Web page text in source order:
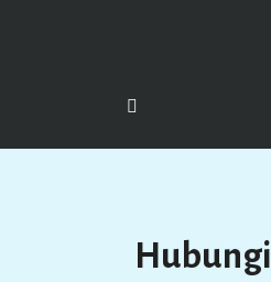
Hubungi